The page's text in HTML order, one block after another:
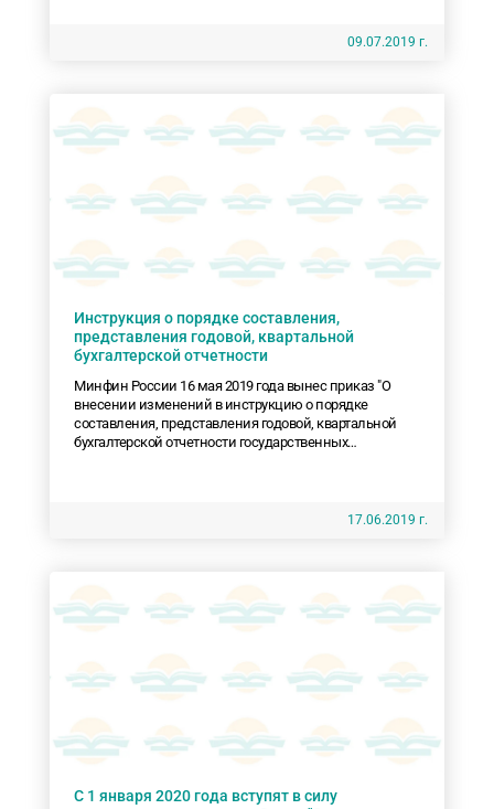
09.07.2019 г.
Инструкция о порядке составления,
представления годовой, квартальной
бухгалтерской отчетности
Минфин России 16 мая 2019 года вынес приказ "О
внесении изменений в инструкцию о порядке
составления, представления годовой, квартальной
бухгалтерской отчетности государственных
17.06.2019 г.
С 1 января 2020 года вступят в силу